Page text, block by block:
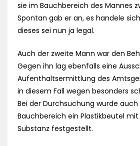
sie im Bauchbereich des Mannes
Spontan gab er an, es handele
dieses sei nun ja legal.
Auch der zweite Mann war den
Gegen ihn lag ebenfalls eine
Aufenthaltsermittlung des
in diesem Fall wegen besonders
Bei der Durchsuchung wurde
Bauchbereich ein Plastikbeutel
Substanz festgestellt.